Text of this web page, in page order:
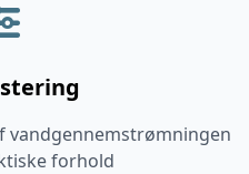
vandgennemstrømningen
forhold